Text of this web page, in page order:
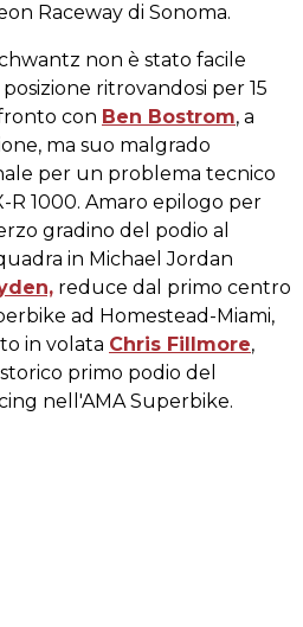
Raceway di Sonoma.
non è stato facile
ritrovandosi per 15
con Ben Bostrom, a
ma suo malgrado
per un problema tecnico
R 1000. Amaro epilogo per
gradino del podio al
in Michael Jordan
reduce dal primo centro
ad Homestead-Miami,
in volata Chris Fillmore,
primo podio del
nell'AMA Superbike.